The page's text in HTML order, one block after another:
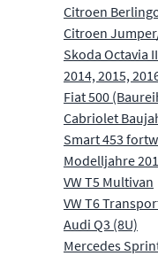
Citroen
Citroen
Skoda Octavia
2014, 2015,
Fiat 500
Cabriolet
Smart 453
Modelljahre
VW T5 Multivan
VW T6
Audi Q3 (8U)
Mercedes